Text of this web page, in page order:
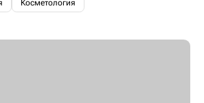
Косметология